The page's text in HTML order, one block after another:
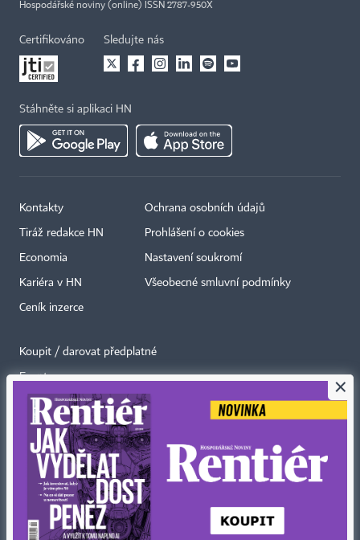
Hospodářské noviny (online) ISSN 2787-950X
Certifikováno Sledujte nás
Stáhněte si aplikaci HN
Kontakty
Tiráž redakce HN
Economia
Kariéra v HN
Ceník inzerce
Ochrana osobních údajů
Prohlášení o cookies
Nastavení soukromí
Všeobecné smluvní podmínky
Koupit / darovat předplatné
Eventy
Newslettery
RSS kanály
Autorská práva vykonává vydavatel. Bez písemného svolení vydavatele je
zakázáno jakékoli užití částí nebo celku díla, zejména rozmnožování a šíření
jakýmkoli způsobem, mechanickým nebo elektronickým, v českém nebo
jiném jazyce. Bez souhlasu vydavatele je zakázáno též rozmnožování
×